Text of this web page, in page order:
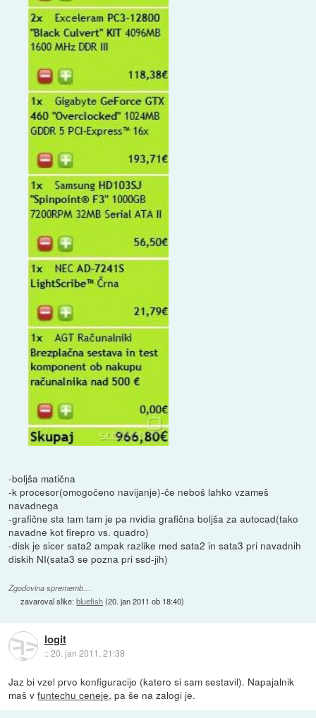
-boljša matična
-k procesor(omogočeno navijanje)-če neboš lahko vzameš
navadnega
-grafične sta tam tam je pa nvidia grafična boljša za autocad(tako
navadne kot firepro vs. quadro)
-disk je sicer sata2 ampak razlike med sata2 in sata3 pri navadnih
diskih NI(sata3 se pozna pri ssd-jih)
Zgodovina sprememb…
zavaroval slike:bluefish(20. jan 2011 ob 18:40)
logit
::20. jan 2011, 21:38
Jaz bi vzel prvo konfiguracijo (katero si sam sestavil). Napajalnik
maš vfuntechu ceneje, pa še na zalogi je.